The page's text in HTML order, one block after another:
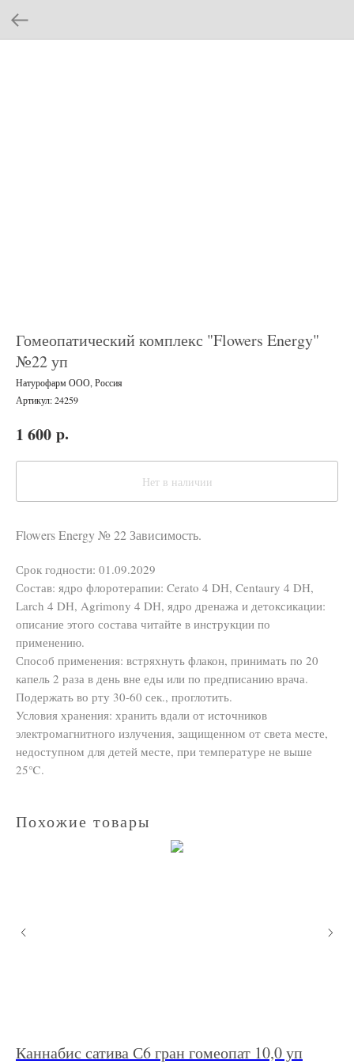
Гомеопатический комплекс "Flowers Energy"
№22 уп
Натурофарм ООО, Россия
Артикул:24259
1 600 р.
Нет в наличии
Flowers Energy № 22 Зависимость.
Срок годности: 01.09.2029
Состав: ядро флоротерапии: Cerato 4 DН, Centaury 4 DН,
Larch 4 DН, Agrimony 4 DН, ядро дренажа и детоксикации:
описание этого состава читайте в инструкции по
применению.
Способ применения: встряхнуть флакон, принимать по 20
капель 2 раза в день вне еды или по предписанию врача.
Подержать во рту 30-60 сек., проглотить.
Условия хранения: хранить вдали от источников
электромагнитного излучения, защищенном от света месте,
недоступном для детей месте, при температуре не выше
25℃.
Похожие товары
Каннабис сатива С6 гран гомеопат 10,0 уп